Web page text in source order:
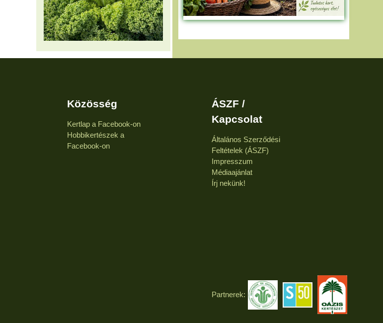
Közösség
Kertlap a Facebook-on
Hobbikertészek a
Facebook-on
ÁSZF /
Kapcsolat
Általános Szerződési
Feltételek (ÁSZF)
Impresszum
Médiaajánlat
Írj nekünk!
Partnerek: